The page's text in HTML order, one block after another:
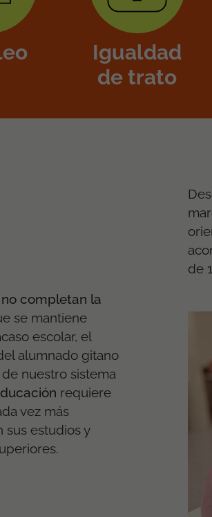
Igualdad
de trato
no completan la
se mantiene
escolar, el
alumnado gitano
nuestro sistema
requiere
vez más
sus estudios y
de